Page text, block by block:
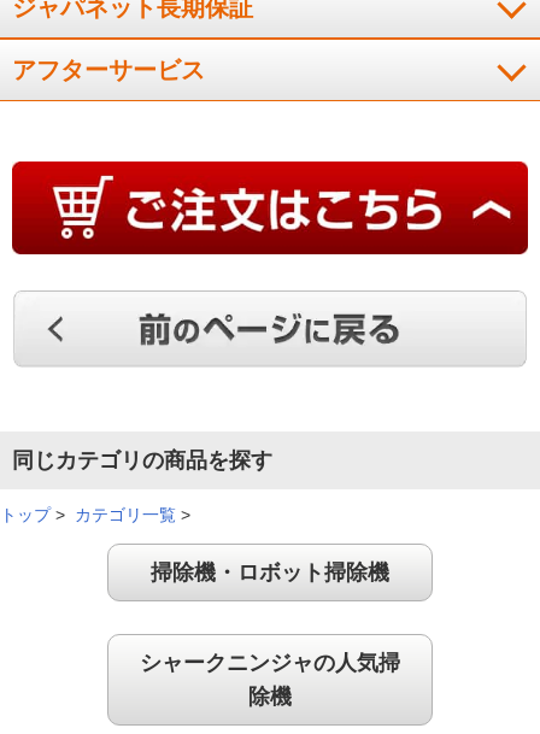
シンプルなデザインで部屋になじみやす
い
（茨城県30代
安定感があって使いやすい
コードレスの掃除機は初めてですが、簡単で楽に掃除でき、吸
ジャパネット長期保証
アフターサービス
同じカテゴリの商品を探す
トップ> カテゴリ一覧 >
掃除機・ロボット掃除機
シャークニンジャの人気掃
除機